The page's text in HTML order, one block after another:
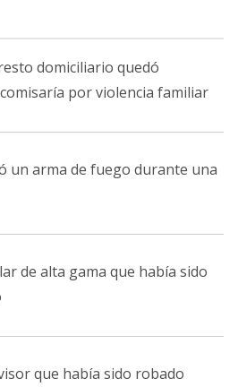
domiciliario quedó
por violencia familiar
un arma de fuego durante una
de alta gama que había sido
que había sido robado